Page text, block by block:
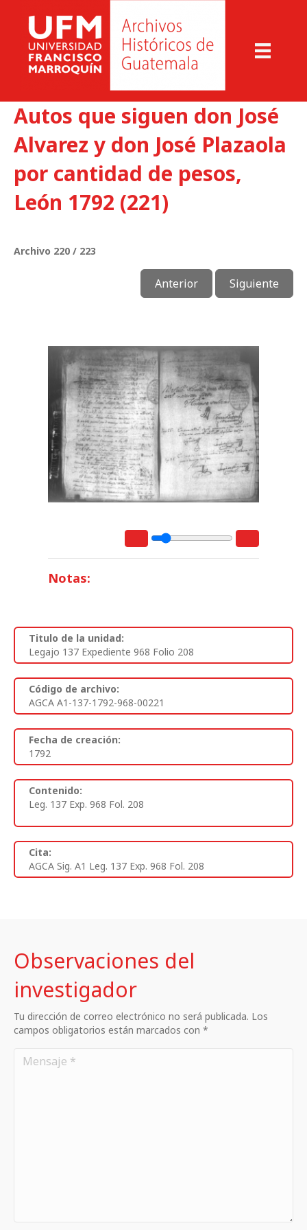
Autos que siguen don José
Alvarez y don José Plazaola
por cantidad de pesos,
León 1792 (221)
Archivo 220 / 223
Anterior Siguiente
Notas:
Titulo de la unidad:
Legajo 137 Expediente 968 Folio 208
Código de archivo:
AGCA A1-137-1792-968-00221
Fecha de creación:
1792
Contenido:
Leg. 137 Exp. 968 Fol. 208
Cita:
AGCA Sig. A1 Leg. 137 Exp. 968 Fol. 208
Observaciones del
investigador
Tu dirección de correo electrónico no será publicada. Los
campos obligatorios están marcados con *